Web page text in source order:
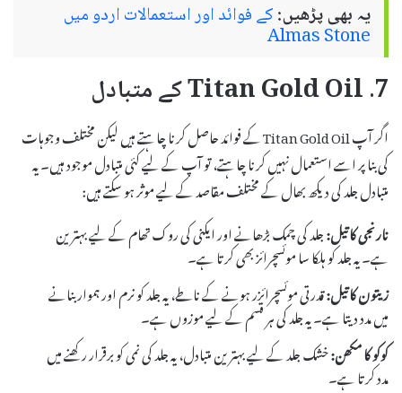
یہ بھی پڑھیں:کے فوائد اور استعمالات اردو میں
Almas Stone
7. Titan Gold Oil کے متبادل
اگر آپ Titan Gold Oil کے فوائد حاصل کرنا چاہتے ہیں لیکن مختلف وجوہات
کی بنا پر اسے استعمال نہیں کرنا چاہتے، تو آپ کے لیے کئی متبادل موجود ہیں۔ یہ
متبادل جلد کی دیکھ بھال کے مختلف مقاصد کے لیے موثر ہو سکتے ہیں:
نارنجی کا تیل:جلد کی چمک بڑھانے اور ایکنی کی روک تھام کے لیے بہترین
ہے۔ یہ جلد کو ہلکا سا موئسچرائز بھی کرتا ہے۔
زیتون کا تیل:قدرتی موئسچرائزر ہونے کے ناطے، یہ جلد کو نرم اور ہموار بنانے
میں مدد دیتا ہے۔ یہ جلد کی ہر قسم کے لیے موزوں ہے۔
کوکو کا مکھن:خشک جلد کے لیے بہترین متبادل، یہ جلد کی نمی کو برقرار رکھنے میں
مدد کرتا ہے۔